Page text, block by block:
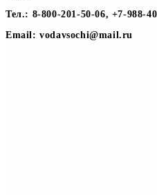
Тел.: 8-800-201-50-06, +7-988-
Email: vodavsochi@mail.ru